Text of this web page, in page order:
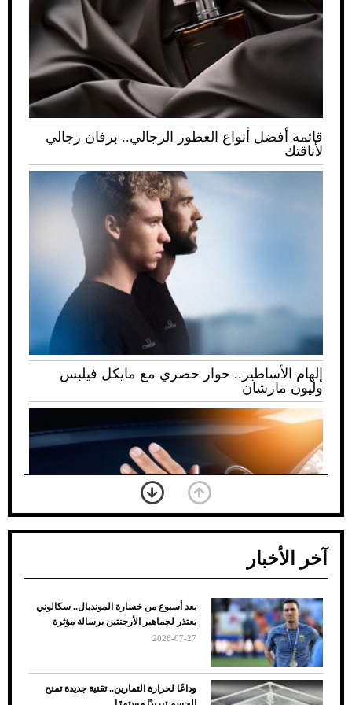
قائمة أفضل أنواع العطور الرجالي.. برفان رجالي
لأناقتك
إلهام الأساطير.. حوار حصري مع مايكل فيلبس
وليون مارشان
ضعف تبريد مكيف السيارة عند الوقوف.. أشهر
الأسباب والحلول
آخر الأخبار
بعد أسبوع من خسارة المونديال.. سكالوني
يعتذر لجماهير الأرجنتين برسالة مؤثرة
2026-07-27
وداعًا لحرارة التمارين.. تقنية جديدة تمنح